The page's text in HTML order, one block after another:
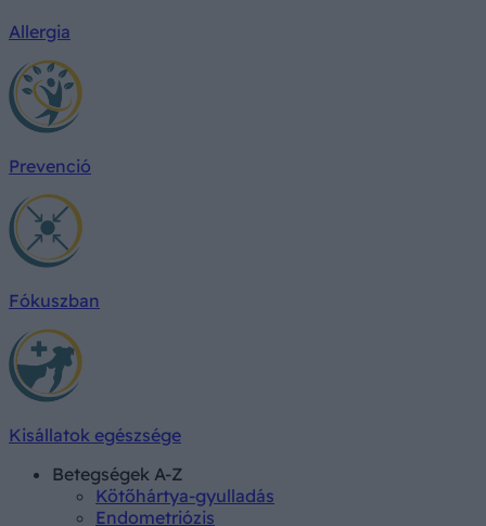
Allergia
Prevenció
Fókuszban
Kisállatok egészsége
Betegségek A-Z
Kötőhártya-gyulladás
Endometriózis